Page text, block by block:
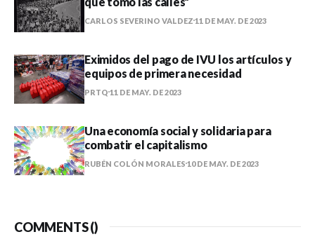
CARLOS SEVERINO VALDEZ 11 DE MAY. DE 2023
Eximidos del pago de IVU los artículos y
equipos de primera necesidad
PRTQ 11 DE MAY. DE 2023
Una economía social y solidaria para
combatir el capitalismo
RUBÉN COLÓN MORALES 10 DE MAY. DE 2023
COMMENTS ()